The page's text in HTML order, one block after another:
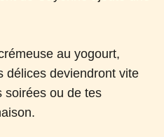
au yogourt,
délices deviendront vite
soirées ou de tes